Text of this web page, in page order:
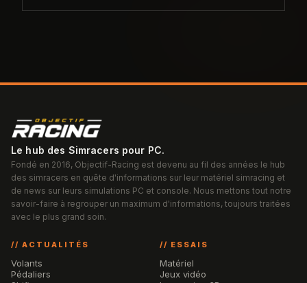
Le hub des Simracers pour PC.
Fondé en 2016, Objectif-Racing est devenu au fil des années le hub
des simracers en quête d'informations sur leur matériel simracing et
de news sur leurs simulations PC et console. Nous mettons tout notre
savoir-faire à regrouper un maximum d'informations, toujours traitées
avec le plus grand soin.
// ACTUALITÉS
Volants
Pédaliers
// ESSAIS
Matériel
Jeux vidéo